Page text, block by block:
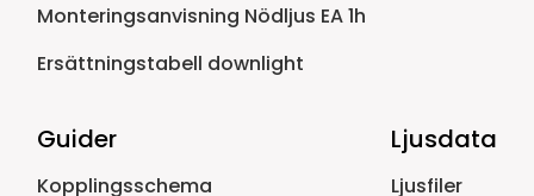
Monteringsanvisning Nödljus EA 1h
Ersättningstabell downlight
Guider
Kopplingsschema
Ljusdata
Ljusfiler